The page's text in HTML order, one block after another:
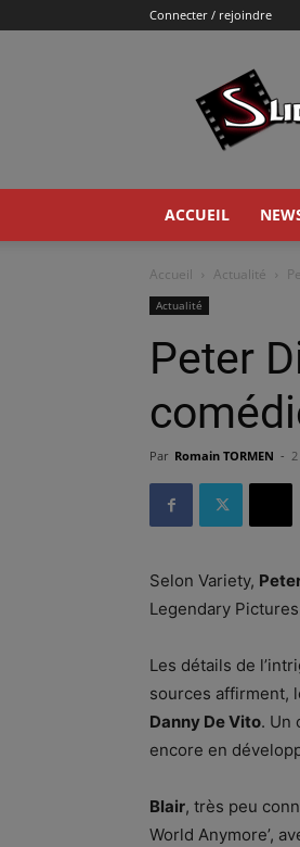
Connecter / rejoindre
ACCUEIL
Accueil Actualité
Actualité
Peter
Par Romain TORMEN -
Selon Variety,
Legendary
Les détails de
sources affirment,
Danny De Vito. Un
encore en
Blair, très peu
World Anymore’,